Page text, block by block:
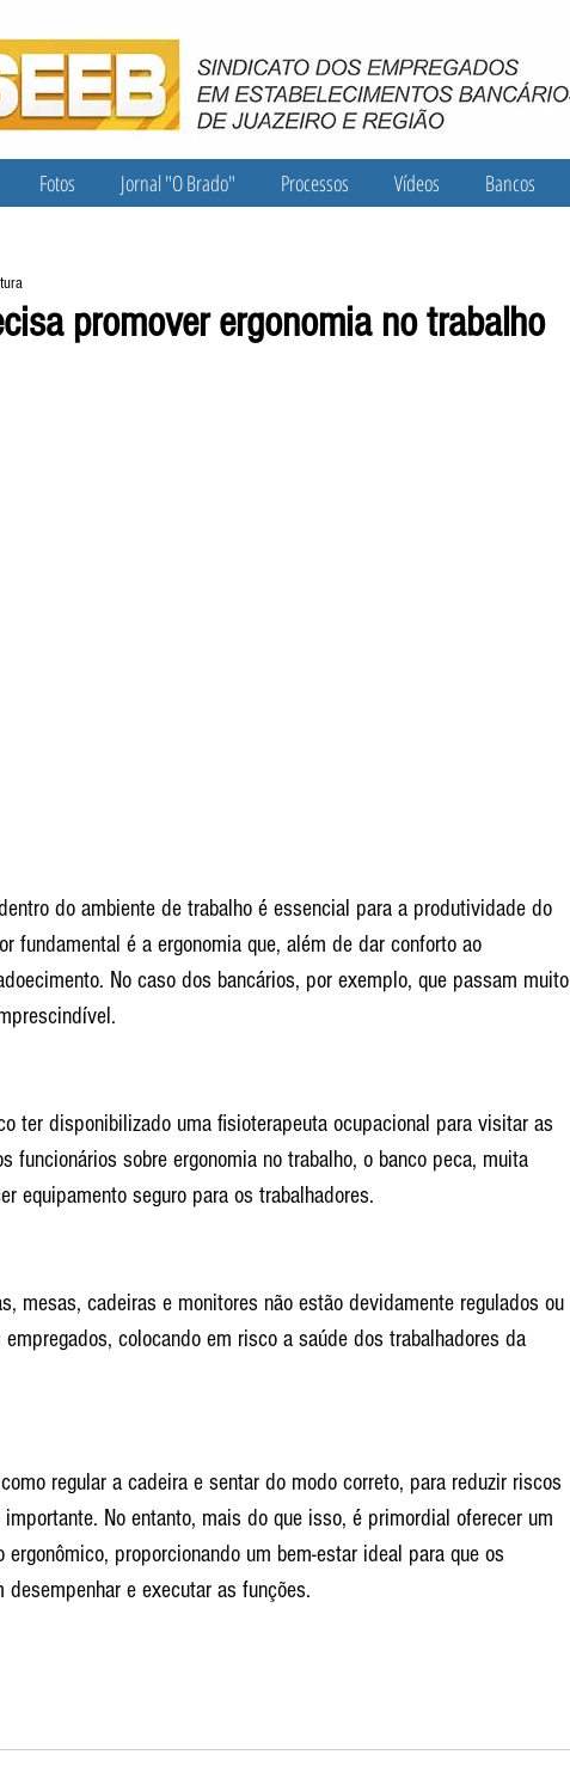
Fotos Jornal "O Brado" Processos Vídeos Bancos
promover ergonomia no trabalho
do ambiente de trabalho é essencial para a produtividade do
fundamental é a ergonomia que, além de dar conforto ao
No caso dos bancários, por exemplo, que passam muito
ter disponibilizado uma fisioterapeuta ocupacional para visitar as
funcionários sobre ergonomia no trabalho, o banco peca, muita
equipamento seguro para os trabalhadores.
mesas, cadeiras e monitores não estão devidamente regulados ou
colocando em risco a saúde dos trabalhadores da
regular a cadeira e sentar do modo correto, para reduzir riscos
No entanto, mais do que isso, é primordial oferecer um
ergonômico, proporcionando um bem-estar ideal para que os
desempenhar e executar as funções.